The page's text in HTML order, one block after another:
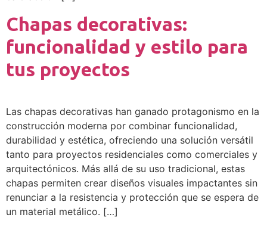
Chapas decorativas:
funcionalidad y estilo para
tus proyectos
Las chapas decorativas han ganado protagonismo en la
construcción moderna por combinar funcionalidad,
durabilidad y estética, ofreciendo una solución versátil
tanto para proyectos residenciales como comerciales y
arquitectónicos. Más allá de su uso tradicional, estas
chapas permiten crear diseños visuales impactantes sin
renunciar a la resistencia y protección que se espera de
un material metálico. […]